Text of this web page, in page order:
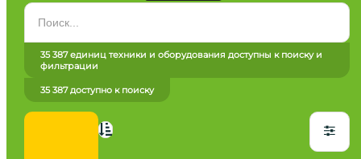
Марка
Все марки
35 387 единиц техники и оборудования доступны к поиску и
фильтрации
35 387 доступно к поиску